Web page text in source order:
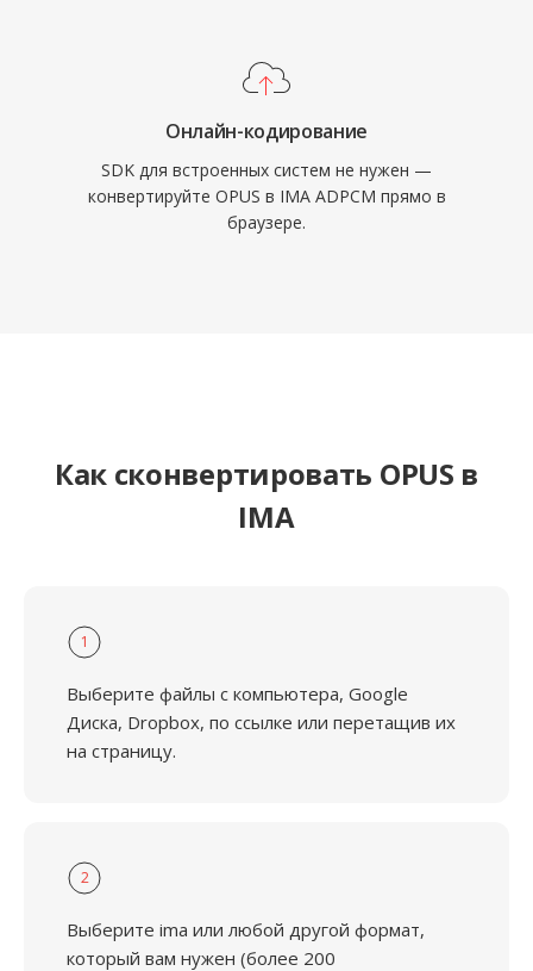
Онлайн-кодирование
SDK для встроенных систем не нужен —
конвертируйте OPUS в IMA ADPCM прямо в
браузере.
Как сконвертировать OPUS в
IMA
1
Выберите файлы с компьютера, Google
Диска, Dropbox, по ссылке или перетащив их
на страницу.
2
Выберите ima или любой другой формат,
который вам нужен (более 200